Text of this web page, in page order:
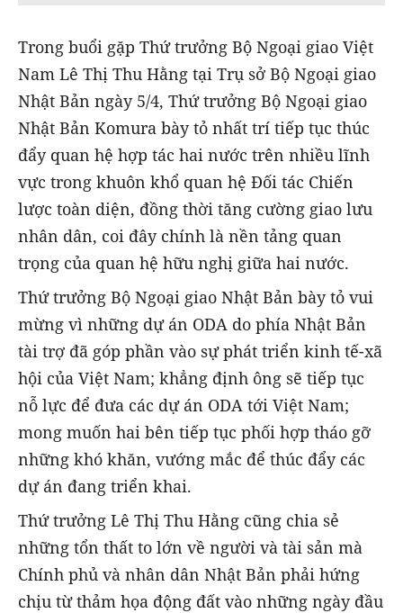
Trong buổi gặp Thứ trưởng Bộ Ngoại giao Việt
Nam Lê Thị Thu Hằng tại Trụ sở Bộ Ngoại giao
Nhật Bản ngày 5/4, Thứ trưởng Bộ Ngoại giao
Nhật Bản Komura bày tỏ nhất trí tiếp tục thúc
đẩy quan hệ hợp tác hai nước trên nhiều lĩnh
vực trong khuôn khổ quan hệ Đối tác Chiến
lược toàn diện, đồng thời tăng cường giao lưu
nhân dân, coi đây chính là nền tảng quan
trọng của quan hệ hữu nghị giữa hai nước.
Thứ trưởng Bộ Ngoại giao Nhật Bản bày tỏ vui
mừng vì những dự án ODA do phía Nhật Bản
tài trợ đã góp phần vào sự phát triển kinh tế-xã
hội của Việt Nam; khẳng định ông sẽ tiếp tục
nỗ lực để đưa các dự án ODA tới Việt Nam;
mong muốn hai bên tiếp tục phối hợp tháo gỡ
những khó khăn, vướng mắc để thúc đẩy các
dự án đang triển khai.
Thứ trưởng Lê Thị Thu Hằng cũng chia sẻ
những tổn thất to lớn về người và tài sản mà
Chính phủ và nhân dân Nhật Bản phải hứng
chịu từ thảm họa động đất vào những ngày đầu